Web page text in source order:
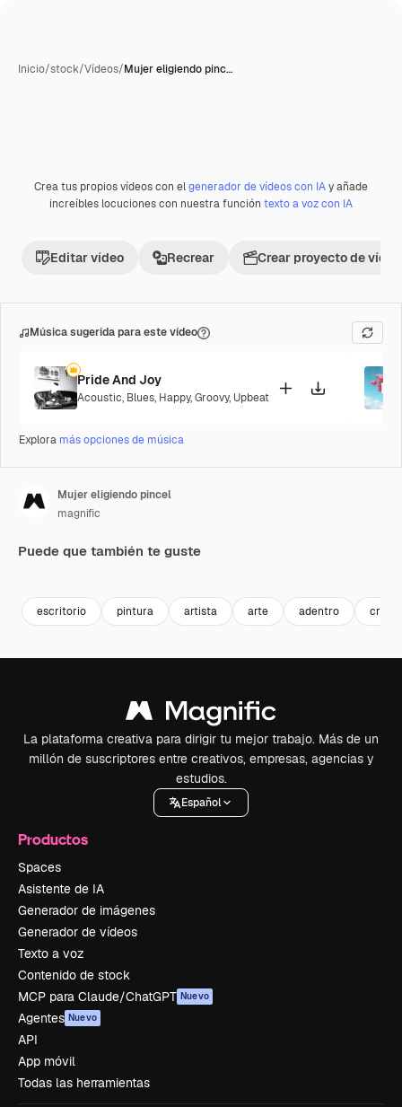
Inicio/stock/Vídeos/Mujer eligiendo pinc…
Crea tus propios vídeos con elgenerador de vídeos con IAy añade
increíbles locuciones con nuestra función texto a voz con IA
Editar vídeo Recrear Crear proyecto de vídeo
Música sugerida para este vídeo
Pride And Joy
Acoustic, Blues, Happy,Groovy, Upbeat
Explora más opciones de música
Mujer eligiendo pincel
magnific
Puede que también te guste
escritorio pintura artista arte adentro
La plataforma creativa para dirigir tu mejor trabajo. Más de un
millón de suscriptores entre creativos, empresas, agencias y
estudios.
Español
Productos
Spaces
Asistente de IA
Generador de imágenes
Generador de vídeos
Texto a voz
Contenido de stock
MCP para Claude/ChatGPT Nuevo
Agentes Nuevo
API
App móvil
Todas las herramientas